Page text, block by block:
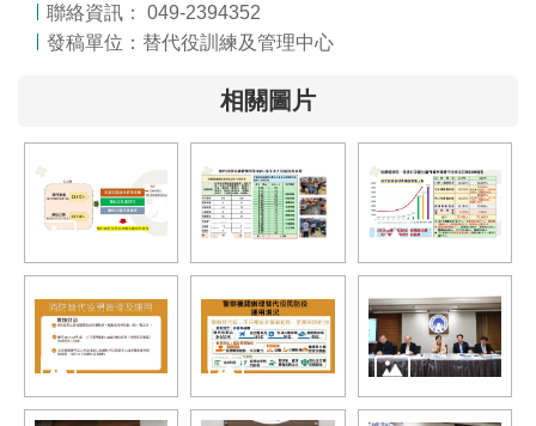
聯絡資訊： 049-2394352
發稿單位：替代役訓練及管理中心
相關圖片